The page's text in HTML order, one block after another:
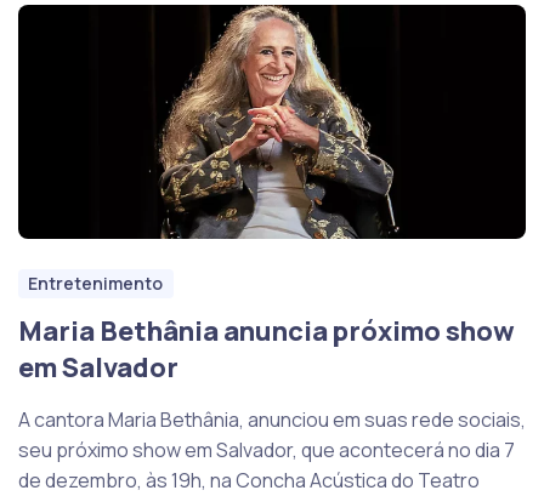
Entretenimento
Maria Bethânia anuncia próximo show
em Salvador
A cantora Maria Bethânia, anunciou em suas rede sociais,
seu próximo show em Salvador, que acontecerá no dia 7
de dezembro, às 19h, na Concha Acústica do Teatro